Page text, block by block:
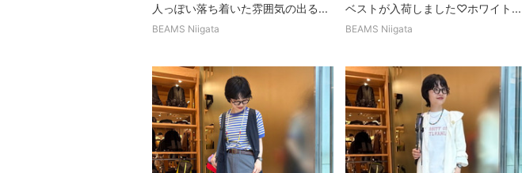
人っぽい落ち着いた雰囲気の出る...
BEAMS Niigata
ベストが入荷しました♡ホワイト...
BEAMS Niigata